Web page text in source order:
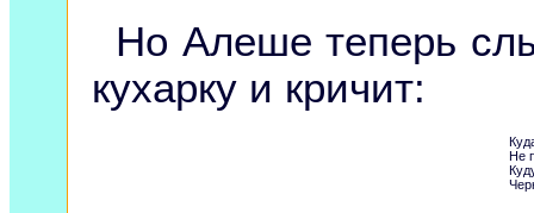
Но Алеше теперь
кухарку и кричит:
Не